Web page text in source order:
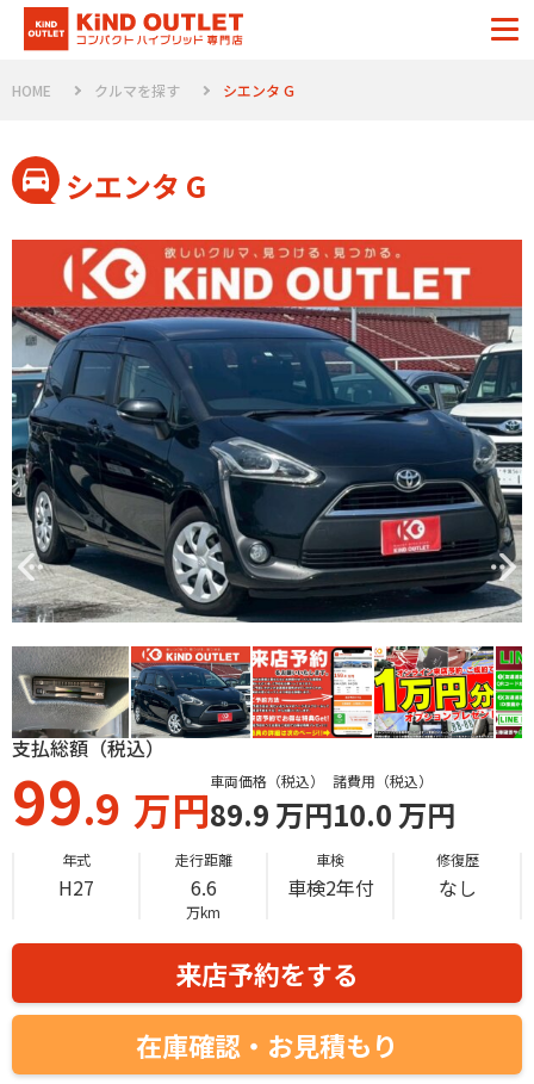
HOME クルマを探す シエンタ G
シエンタ G
支払総額（税込）
99.9 万円
車両価格（税込）
89.9 万円
諸費用（税込）
10.0 万円
年式
H27
走行距離
6.6
万km
車検
車検2年付
修復歴
なし
来店予約をする
在庫確認・お見積もり